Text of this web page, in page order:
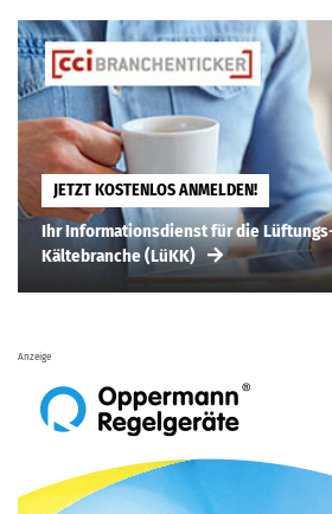
JETZT KOSTENLOS ANMELDEN!
Ihr Informationsdienst für die
Kältebranche (LüKK)
Anzeige